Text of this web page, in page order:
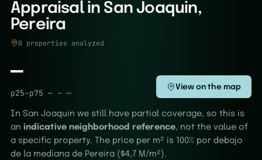
Appraisal in San Joaquin,
Pereira
0 properties analyzed
—
p25–p75 — – —
View on the map
In San Joaquin we still have partial coverage, so this is
an indicative neighborhood reference, not the value of
a specific property. The price per m² is 100% por debajo
de la mediana de Pereira ($4,7 M/m²).